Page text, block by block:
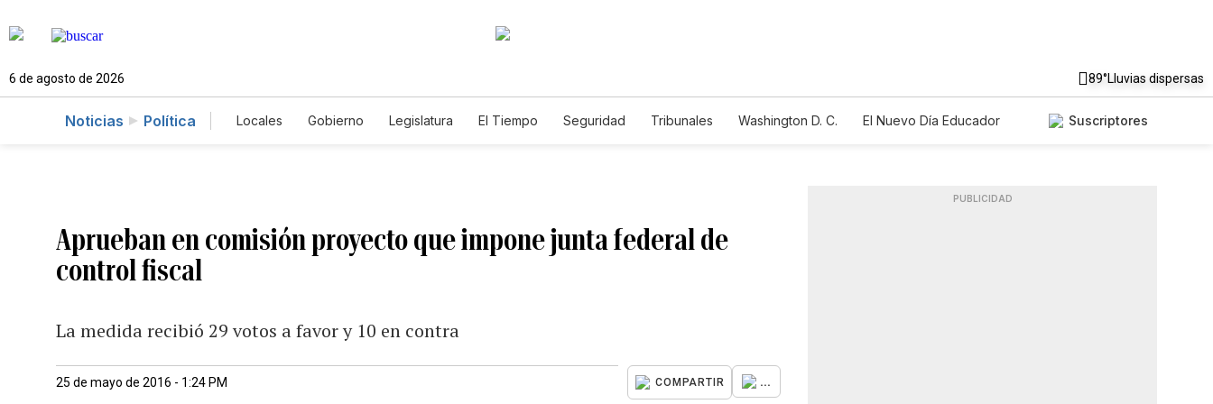
6 de agosto de 2026 89°Lluvias dispersas
Noticias Política Locales Gobierno Legislatura El Tiempo Seguridad Tribunales Washington D. C.
El Nuevo Día Educador
Suscriptores
Aprueban en comisión proyecto que impone junta federal de
control fiscal
La medida recibió 29 votos a favor y 10 en contra
25 de mayo de 2016 - 1:24 PM COMPARTIR ...
PUBLICIDAD